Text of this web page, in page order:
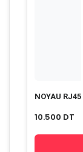
10.500 DT